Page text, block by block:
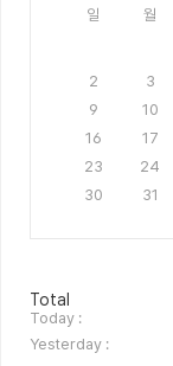
일 월
2
3
9
10
16
17
23
24
30
31
방
문
자
수
Total
Today :
Yesterday :